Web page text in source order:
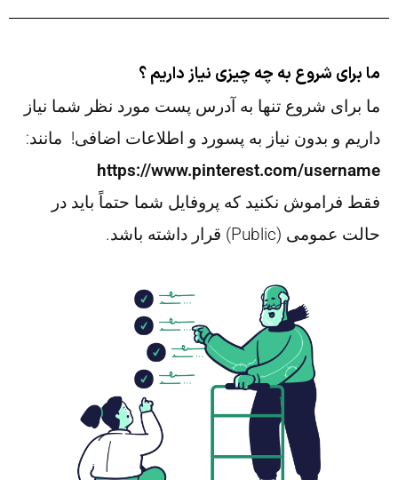
ما برای شروع به چه چیزی نیاز داریم ؟
ما برای شروع تنها به آدرس پست مورد نظر شما نیاز
داریم و بدون نیاز به پسورد و اطلاعات اضافی! مانند:
https://www.pinterest.com/username
فقط فراموش نکنید که پروفایل شما حتماً باید در
حالت عمومی (Public) قرار داشته باشد.